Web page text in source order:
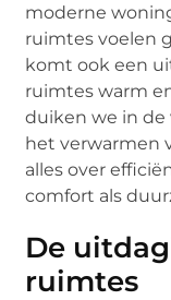
moderne
ruimtes voelen
komt ook een
ruimtes warm
duiken we in de
het verwarmen
alles over
comfort als
De
ruimtes